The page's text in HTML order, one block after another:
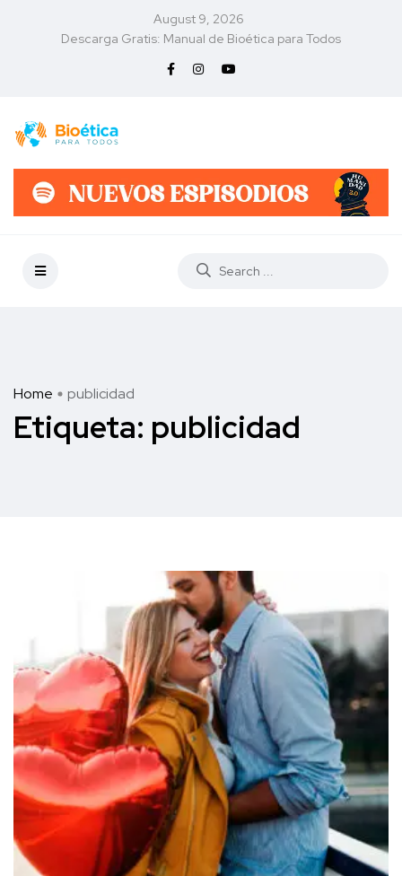
August 9, 2026
Descarga Gratis: Manual de Bioética para Todos
Home publicidad
Etiqueta: publicidad